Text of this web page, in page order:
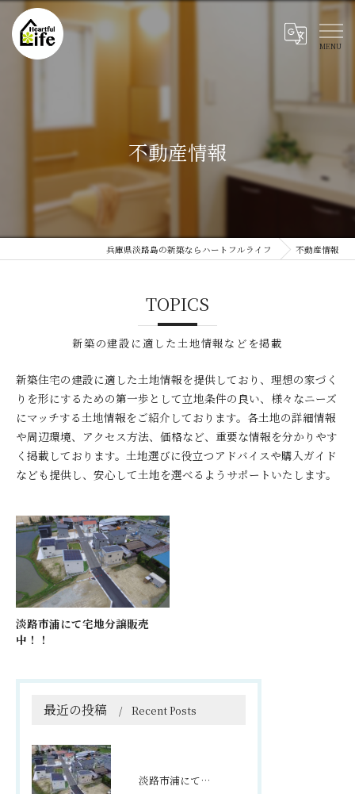
不動産情報
兵庫県淡路島の新築ならハートフルライフ 不動産情報
TOPICS
新築の建設に適した土地情報などを掲載
新築住宅の建設に適した土地情報を提供しており、理想の家づく
りを形にするための第一歩として立地条件の良い、様々なニーズ
にマッチする土地情報をご紹介しております。各土地の詳細情報
や周辺環境、アクセス方法、価格など、重要な情報を分かりやす
く掲載しております。土地選びに役立つアドバイスや購入ガイド
なども提供し、安心して土地を選べるようサポートいたします。
淡路市浦にて宅地分譲販売
中！！
最近の投稿 Recent Posts
淡路市浦にて宅地分譲販売中！！